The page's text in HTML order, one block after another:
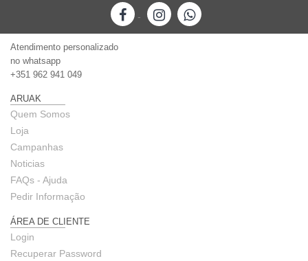
-
Atendimento personalizado
no whatsapp
+351 962 941 049
ARUAK
Quem Somos
Loja
Campanhas
Noticias
FAQs - Ajuda
Pedir Informação
ÁREA DE CLIENTE
Login
Recuperar Password